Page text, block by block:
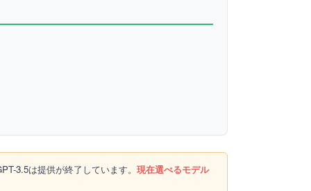
3.5は提供が終了しています。 現在選べるモデル